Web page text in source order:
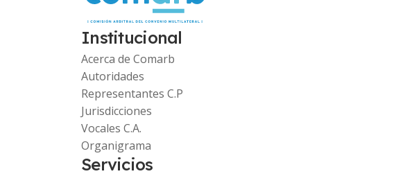
Institucional
Acerca de Comarb
Autoridades
Representantes C.P
Jurisdicciones
Vocales C.A.
Organigrama
Servicios